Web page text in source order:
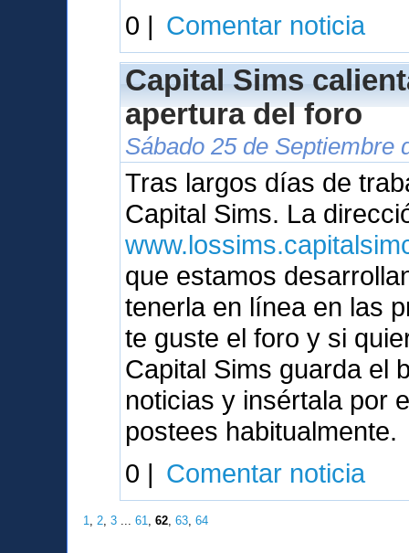
0 | Comentar noticia
Capital Sims
apertura del foro
Sábado 25 de Septiembre
Tras largos días de
Capital Sims. La
que estamos
tenerla en línea en las
te guste el foro y si
Capital Sims guarda el
noticias y insértala por
postees habitualmente.
0 | Comentar noticia
1 2 ,3 ...61 ,62 ,63 ,64